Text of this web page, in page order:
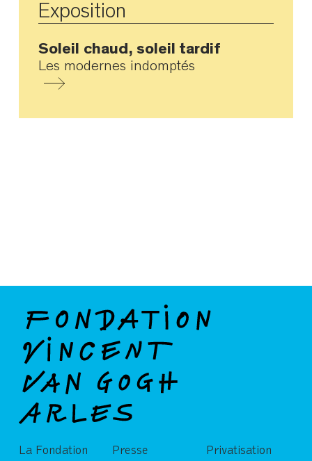
Exposition
Soleil chaud, soleil tardif
Les modernes indomptés
La Fondation
Presse
Privatisation